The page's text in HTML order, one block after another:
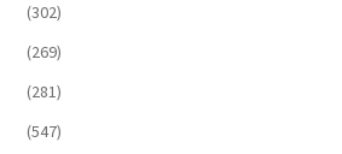
(302)
(269)
(281)
(547)